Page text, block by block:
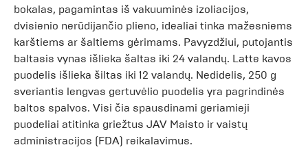
bokalas, pagamintas iš vakuuminės izoliacijos,
dvisienio nerūdijančio plieno, idealiai tinka mažesniems
karštiems ar šaltiems gėrimams. Pavyzdžiui, putojantis
baltasis vynas išlieka šaltas iki 24 valandų. Latte kavos
puodelis išlieka šiltas iki 12 valandų. Nedidelis, 250 g
sveriantis lengvas gertuvėlio puodelis yra pagrindinės
baltos spalvos. Visi čia spausdinami geriamieji
puodeliai atitinka griežtus JAV Maisto ir vaistų
administracijos (FDA) reikalavimus.